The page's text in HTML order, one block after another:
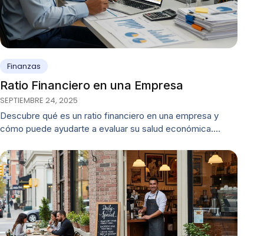
Finanzas
Ratio Financiero en una Empresa
SEPTIEMBRE 24, 2025
Descubre qué es un ratio financiero en una empresa y
cómo puede ayudarte a evaluar su salud económica.…